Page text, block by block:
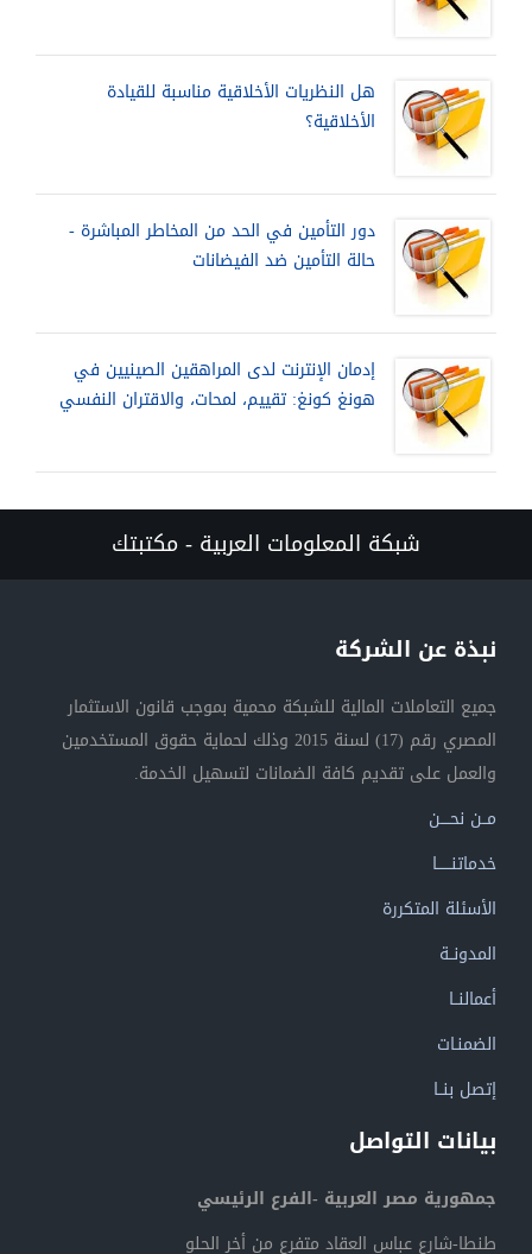
هل النظريات الأخلاقية مناسبة للقيادة
الأخلاقية؟
دور التأمين في الحد من المخاطر المباشرة -
حالة التأمين ضد الفيضانات
إدمان الإنترنت لدى المراهقين الصينيين في
هونغ كونغ: تقييم، لمحات، والاقتران النفسي
شبكة المعلومات العربية - مكتبتك
نبذة عن الشركة
جميع التعاملات المالية للشبكة محمية بموجب قانون الاستثمار
المصري رقم (17) لسنة 2015 وذلك لحماية حقوق المستخدمين
والعمل على تقديم كافة الضمانات لتسهيل الخدمة.
مــن نحــــن
خدماتنــــــا
الأسئلة المتكررة
المدونــة
أعمالنــا
الضمنـات
إتصل بنــا
بيانات التواصل
جمهورية مصر العربية -الفرع الرئيسي
طنطا-شارع عباس العقاد متفرع من أخر الحلو